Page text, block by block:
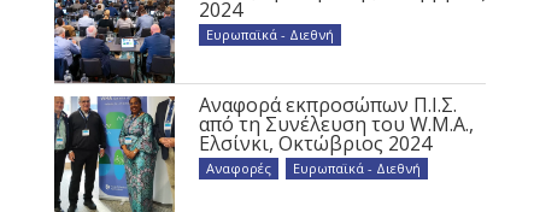
2024
Ευρωπαϊκά - Διεθνή
Αναφορά εκπροσώπων Π.Ι.Σ.
από τη Συνέλευση του W.M.A.,
Ελσίνκι, Οκτώβριος 2024
Αναφορές Ευρωπαϊκά - Διεθνή